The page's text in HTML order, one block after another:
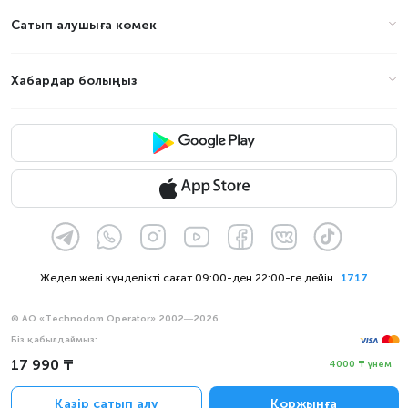
17 990 ₸ 4000 ₸ үнем
Қазір сатып алу Қоржынға
Сатып алушыға көмек
Хабардар болыңыз
1717
Жедел желі күнделікті сағат 09:00-ден 22:00-ге дейін
© АО «Technodom Operator» 2002—2026
Біз қабылдаймыз:
Ресми хабарлама